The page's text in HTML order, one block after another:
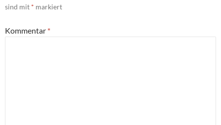
sind mit * markiert
Kommentar *